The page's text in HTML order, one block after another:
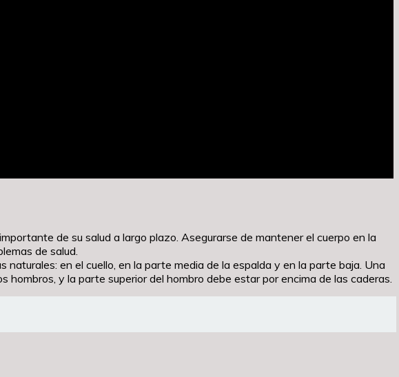
de su salud a largo plazo. Asegurarse de mantener el cuerpo en la
de salud.
en el cuello, en la parte media de la espalda y en la parte baja. Una
y la parte superior del hombro debe estar por encima de las caderas.